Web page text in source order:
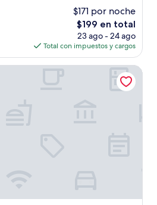
$171 por noche
El
precio
actual
es
de
$199 en total
23 ago - 24 ago
Total con impuestos y cargos
Bellevue Downtown, WA